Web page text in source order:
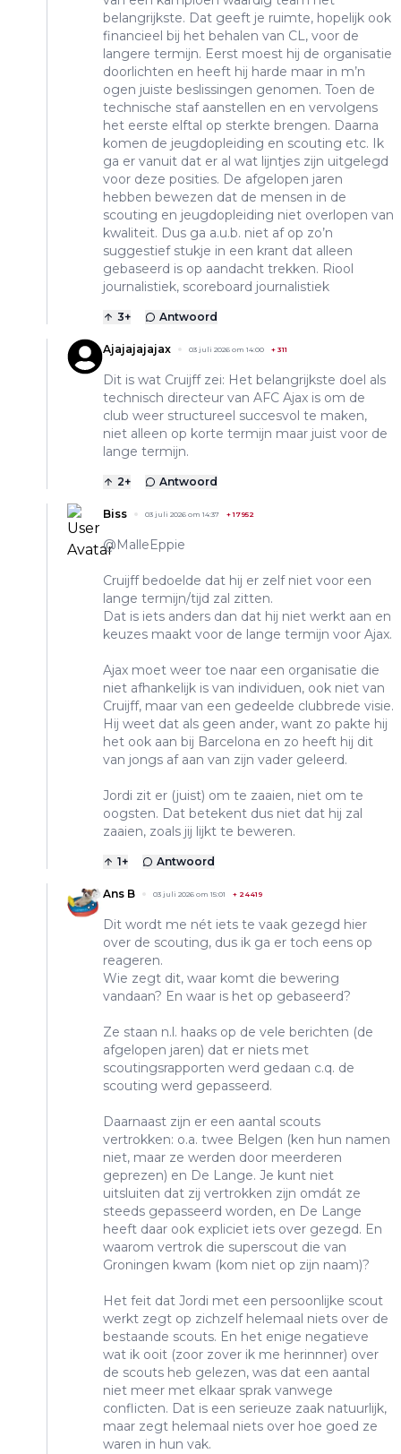
belangrijkste. Dat geeft je ruimte, hopelijk ook
financieel bij het behalen van CL, voor de
langere termijn. Eerst moest hij de organisatie
doorlichten en heeft hij harde maar in m’n
ogen juiste beslissingen genomen. Toen de
technische staf aanstellen en en vervolgens
het eerste elftal op sterkte brengen. Daarna
komen de jeugdopleiding en scouting etc. Ik
ga er vanuit dat er al wat lijntjes zijn uitgelegd
voor deze posities. De afgelopen jaren
hebben bewezen dat de mensen in de
scouting en jeugdopleiding niet overlopen van
kwaliteit. Dus ga a.u.b. niet af op zo’n
suggestief stukje in een krant dat alleen
gebaseerd is op aandacht trekken. Riool
journalistiek, scoreboard journalistiek
3+ Antwoord
Ajajajajajax 03 juli 2026 om 14:00 + 311
Dit is wat Cruijff zei: Het belangrijkste doel als
technisch directeur van AFC Ajax is om de
club weer structureel succesvol te maken,
niet alleen op korte termijn maar juist voor de
lange termijn.
2+ Antwoord
Biss 03 juli 2026 om 14:37 +17952
@MalleEppie
Cruijff bedoelde dat hij er zelf niet voor een
lange termijn/tijd zal zitten.
Dat is iets anders dan dat hij niet werkt aan en
keuzes maakt voor de lange termijn voor Ajax.
Ajax moet weer toe naar een organisatie die
niet afhankelijk is van individuen, ook niet van
Cruijff, maar van een gedeelde clubbrede visie.
Hij weet dat als geen ander, want zo pakte hij
het ook aan bij Barcelona en zo heeft hij dit
van jongs af aan van zijn vader geleerd.
Jordi zit er (juist) om te zaaien, niet om te
oogsten. Dat betekent dus niet dat hij zal
zaaien, zoals jij lijkt te beweren.
1+ Antwoord
Ans B 03 juli 2026 om 15:01 + 24419
Dit wordt me nét iets te vaak gezegd hier
over de scouting, dus ik ga er toch eens op
reageren.
Wie zegt dit, waar komt die bewering
vandaan? En waar is het op gebaseerd?
Ze staan n.l. haaks op de vele berichten (de
afgelopen jaren) dat er niets met
scoutingsrapporten werd gedaan c.q. de
scouting werd gepasseerd.
Daarnaast zijn er een aantal scouts
vertrokken: o.a. twee Belgen (ken hun namen
niet, maar ze werden door meerderen
geprezen) en De Lange. Je kunt niet
uitsluiten dat zij vertrokken zijn omdát ze
steeds gepasseerd worden, en De Lange
heeft daar ook expliciet iets over gezegd. En
waarom vertrok die superscout die van
Groningen kwam (kom niet op zijn naam)?
Het feit dat Jordi met een persoonlijke scout
werkt zegt op zichzelf helemaal niets over de
bestaande scouts. En het enige negatieve
wat ik ooit (zoor zover ik me herinnner) over
de scouts heb gelezen, was dat een aantal
niet meer met elkaar sprak vanwege
conflicten. Dat is een serieuze zaak natuurlijk,
maar zegt helemaal niets over hoe goed ze
waren in hun vak.